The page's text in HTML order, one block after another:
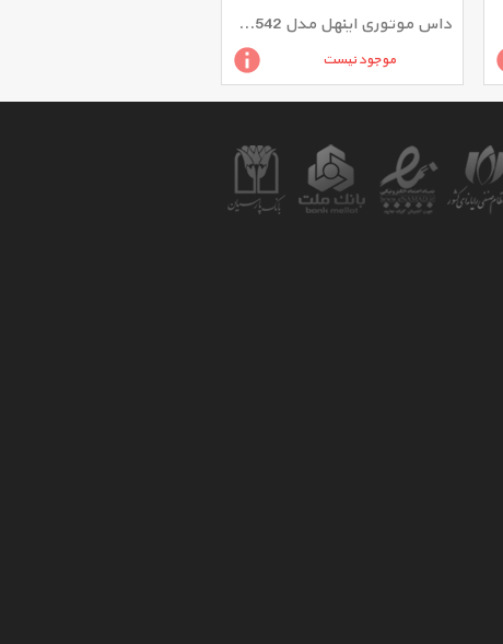
داس موتوری اینهل مدل BG-PT 2542
موجود نیست